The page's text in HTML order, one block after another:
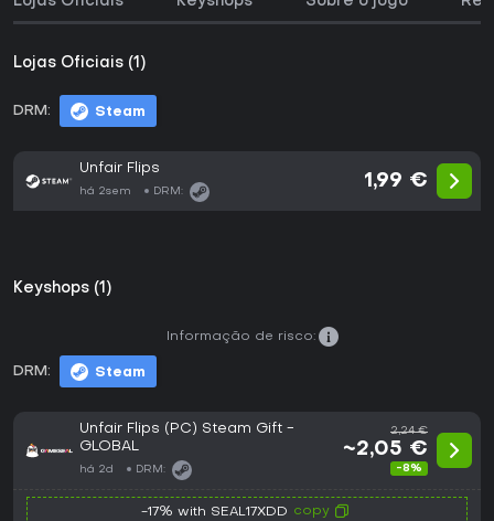
Lojas Oficiais (1)
DRM: Steam
Unfair Flips
há 2sem DRM:
1,99 €
Keyshops (1)
DRM: Steam
Informação de risco:
Unfair Flips (PC) Steam Gift -
GLOBAL
há 2d DRM:
2,24 €
~2,05 €
-8%
-17% with SEAL17XDD copy